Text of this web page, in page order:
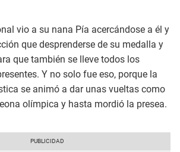
vio a su nana Pía acercándose a él y
que desprenderse de su medalla y
que también se lleve todos los
Y no solo fue eso, porque la
se animó a dar unas vueltas como
olímpica y hasta mordió la presea.